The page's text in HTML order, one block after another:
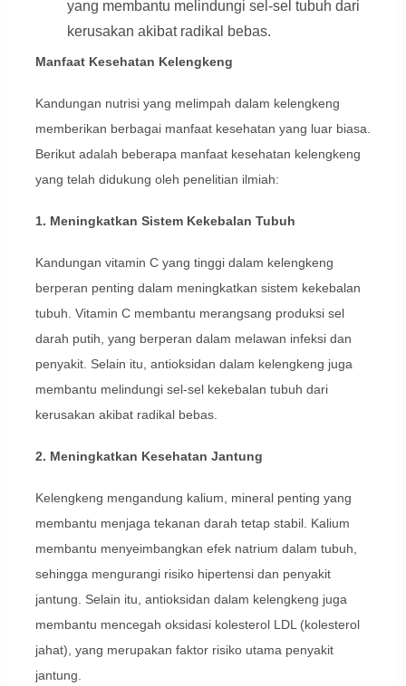
yang membantu melindungi sel-sel tubuh dari
kerusakan akibat radikal bebas.
Manfaat Kesehatan Kelengkeng
Kandungan nutrisi yang melimpah dalam kelengkeng
memberikan berbagai manfaat kesehatan yang luar biasa.
Berikut adalah beberapa manfaat kesehatan kelengkeng
yang telah didukung oleh penelitian ilmiah:
1. Meningkatkan Sistem Kekebalan Tubuh
Kandungan vitamin C yang tinggi dalam kelengkeng
berperan penting dalam meningkatkan sistem kekebalan
tubuh. Vitamin C membantu merangsang produksi sel
darah putih, yang berperan dalam melawan infeksi dan
penyakit. Selain itu, antioksidan dalam kelengkeng juga
membantu melindungi sel-sel kekebalan tubuh dari
kerusakan akibat radikal bebas.
2. Meningkatkan Kesehatan Jantung
Kelengkeng mengandung kalium, mineral penting yang
membantu menjaga tekanan darah tetap stabil. Kalium
membantu menyeimbangkan efek natrium dalam tubuh,
sehingga mengurangi risiko hipertensi dan penyakit
jantung. Selain itu, antioksidan dalam kelengkeng juga
membantu mencegah oksidasi kolesterol LDL (kolesterol
jahat), yang merupakan faktor risiko utama penyakit
jantung.